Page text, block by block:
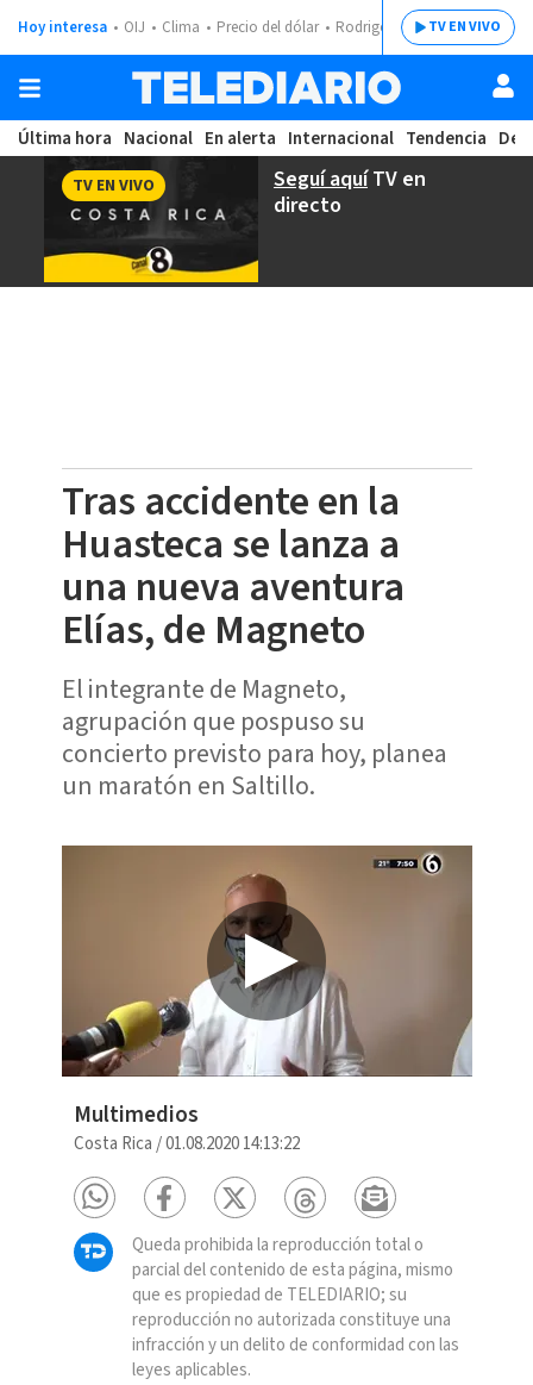
Hoy interesa OIJ Clima Precio del dólar Rodrigo ChavesTV EN VIVO
Última hora Nacional En alerta Internacional Tendencia
Seguí aquíTV en
directo
TV EN VIVO
Tras accidente en la
Huasteca se lanza a
una nueva aventura
Elías, de Magneto
El integrante de Magneto,
agrupación que pospuso su
concierto previsto para hoy, planea
un maratón en Saltillo.
Multimedios
Costa Rica /01.08.2020 14:13:22
Queda prohibida la reproducción total o
parcial del contenido de esta página, mismo
que es propiedad de TELEDIARIO; su
reproducción no autorizada constituye una
infracción y un delito de conformidad con las
leyes aplicables.